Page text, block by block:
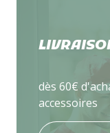
dès 60€
accessoires